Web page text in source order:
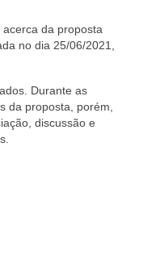
da proposta
no dia 25/06/2021,
Durante as
da proposta, porém,
discussão e